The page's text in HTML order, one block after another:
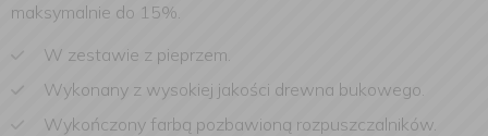
maksymalnie do 15%.
W zestawie z pieprzem.
Wykonany z wysokiej jakości drewna bukowego.
Wykończony farbą pozbawioną rozpuszczalników.